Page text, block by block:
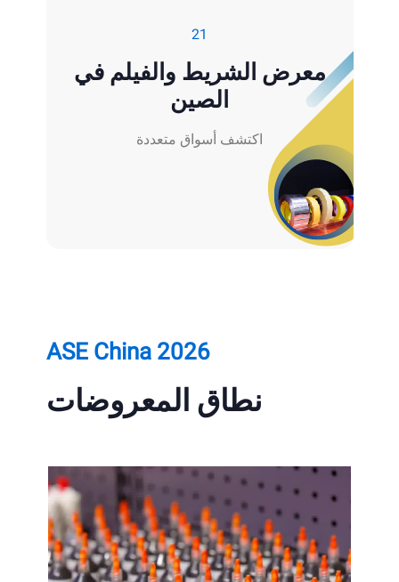
21
معرض الشريط والفيلم في
الصين
اكتشف أسواق متعددة
ASE China 2026
نطاق المعروضات